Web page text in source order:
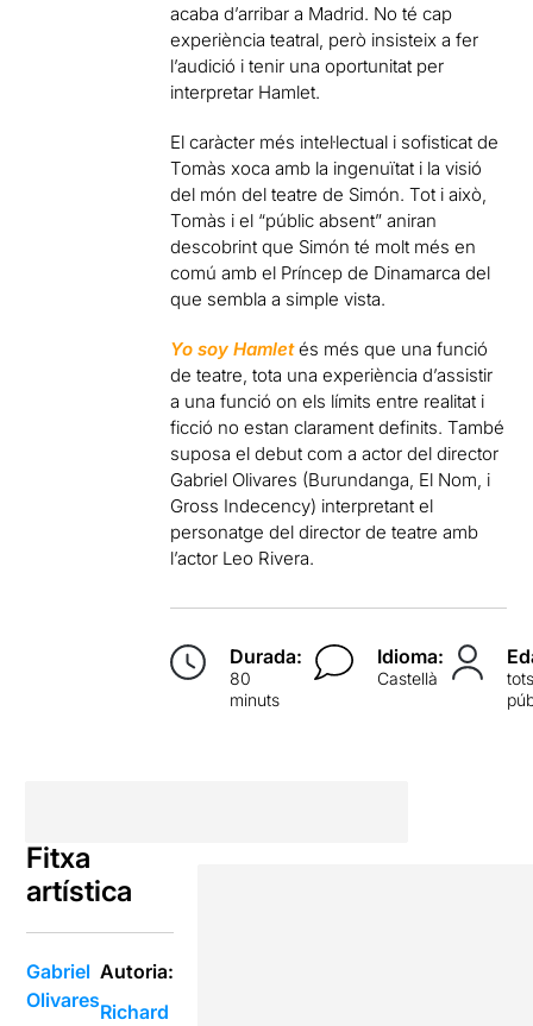
acaba d’arribar a Madrid. No té cap
experiència teatral, però insisteix a fer
l’audició i tenir una oportunitat per
interpretar Hamlet.
El caràcter més intel·lectual i sofisticat de
Tomàs xoca amb la ingenuïtat i la visió
del món del teatre de Simón. Tot i això,
Tomàs i el “públic absent” aniran
descobrint que Simón té molt més en
comú amb el Príncep de Dinamarca del
que sembla a simple vista.
Yo soy Hamletés més que una funció
de teatre, tota una experiència d’assistir
a una funció on els límits entre realitat i
ficció no estan clarament definits. També
suposa el debut com a actor del director
Gabriel Olivares (Burundanga, El Nom, i
Gross Indecency) interpretant el
personatge del director de teatre amb
l’actor Leo Rivera.
Durada:
80
minuts
Idioma:
Castellà
Fitxa
artística
Gabriel
Olivares
Autoria:
Richard